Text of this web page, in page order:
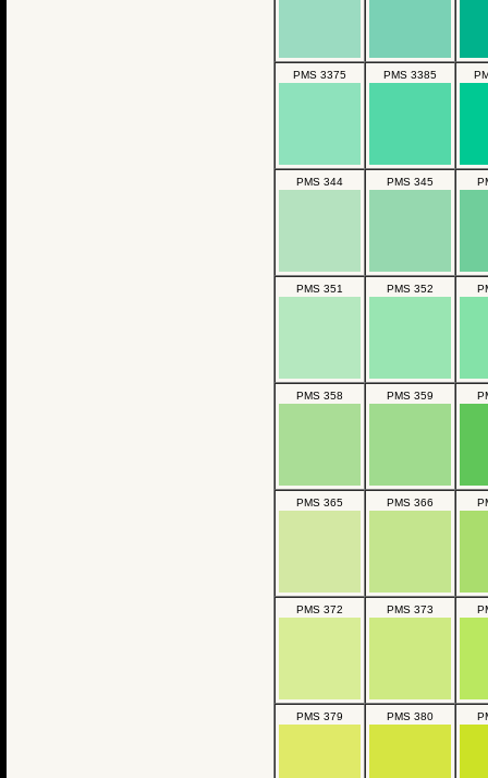
PMS 3375 PMS 3385
PMS 344 PMS 345
PMS 351 PMS 352
PMS 358 PMS 359
PMS 365 PMS 366
PMS 372 PMS 373
PMS 379 PMS 380